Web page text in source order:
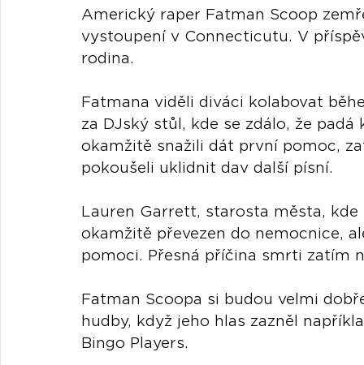
Americký raper Fatman Scoop
vystoupení v Connecticutu. V
rodina.
Fatmana viděli diváci kolabovat
za DJský stůl, kde se zdálo, že
okamžitě snažili dát první pomoc,
pokoušeli uklidnit dav další písní.
Lauren Garrett, starosta města,
okamžitě převezen do nemocnice,
pomoci. Přesná příčina smrti zatím
Fatman Scoopa si budou velmi
hudby, když jeho hlas zazněl
Bingo Players.